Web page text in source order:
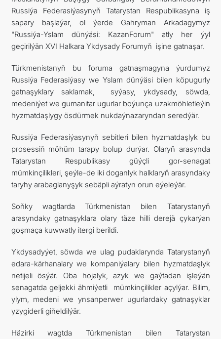
Russiýa Federasiýasynyň Tatarystan Respublikasyna iş
sapary başlaýar, ol ýerde Gahryman Arkadagymyz
"Russiýa-Yslam dünýäsi: KazanForum" atly her ýyl
geçirilýän XVI Halkara Ykdysady Forumyň işine gatnaşar.
Türkmenistanyň bu foruma gatnaşmagyna ýurdumyz
Russiýa Federasiýasy we Yslam dünýäsi bilen köpugurly
gatnaşyklary saklamak, syýasy, ykdysady, söwda,
medeniýet we gumanitar ugurlar boýunça uzakmöhletleýin
hyzmatdaşlygy ösdürmek nukdaýnazaryndan seredýär.
Russiýa Federasiýasynyň sebitleri bilen hyzmatdaşlyk bu
prosessiň möhüm tarapy bolup durýar. Olaryň arasynda
Tatarystan Respublikasy güýçli gor-senagat
mümkinçilikleri, şeýle-de iki doganlyk halklaryň arasyndaky
taryhy arabaglanyşyk sebäpli aýratyn orun eýeleýär.
Soňky wagtlarda Türkmenistan bilen Tatarystanyň
arasyndaky gatnaşyklara olary täze hilli derejä çykarýan
goşmaça kuwwatly itergi berildi.
Ykdysadyýet, söwda we ulag pudaklarynda Tatarystanyň
edara-kärhanalary we kompaniýalary bilen hyzmatdaşlyk
netijeli ösýär. Oba hojalyk, azyk we gaýtadan işleýän
senagatda geljekki ähmiýetli mümkinçilikler açylýar. Bilim,
ylym, medeni we ynsanperwer ugurlardaky gatnaşyklar
yzygiderli giňeldilýär.
Häzirki wagtda Türkmenistan bilen Tatarystan